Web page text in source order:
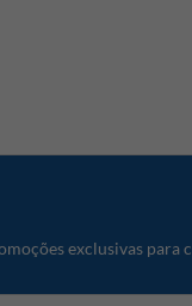
exclusivas